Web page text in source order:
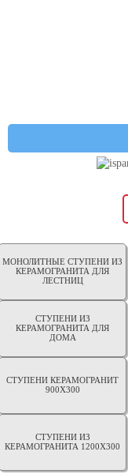
МОНОЛИТНЫЕ СТУПЕНИ ИЗ
КЕРАМОГРАНИТА ДЛЯ
ЛЕСТНИЦ
СТУПЕНИ ИЗ
КЕРАМОГРАНИТА ДЛЯ
ДОМА
СТУПЕНИ КЕРАМОГРАНИТ
900Х300
СТУПЕНИ ИЗ
КЕРАМОГРАНИТА 1200Х300